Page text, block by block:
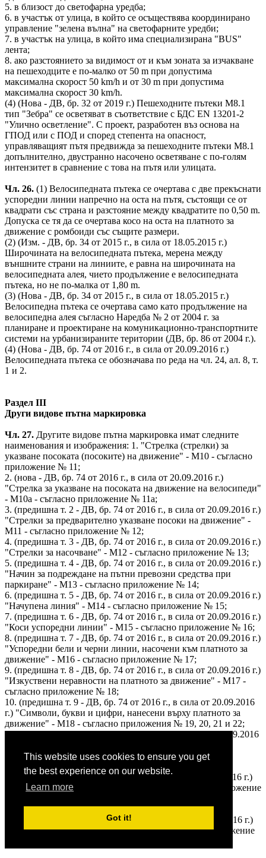
This website uses cookies to ensure you get
the best experience on our website.
Learn more
Got it!
5. в близост до светофарна уредба;
6. в участък от улица, в който се осъществява координирано
управление "зелена вълна" на светофарните уредби;
7. в участък на улица, в който има специализирана "BUS"
лента;
8. ако разстоянието за видимост от и към зоната за изчакване
на пешеходците е по-малко от 50 m при допустима
максимална скорост 50 km/h и от 30 m при допустима
максимална скорост 30 km/h.
(4) (Нова - ДВ, бр. 32 от 2019 г.) Пешеходните пътеки М8.1
тип "Зебра" се осветяват в съответствие с БДС EN 13201-2
"Улично осветление". С проект, разработен въз основа на
ГПОД или с ПОД и според степента на опасност,
управляващият пътя предвижда за пешеходните пътеки М8.1
допълнително, двустранно насочено осветяване с по-голям
интензитет в сравнение с това на пътя или улицата.
Чл. 26. (1) Велосипедната пътека се очертава с две прекъснати
успоредни линии напречно на оста на пътя, състоящи се от
квадрати със страна и разстояние между квадратите по 0,50 m.
Допуска се тя да се очертава косо на оста на платното за
движение с ромбоиди със същите размери.
(2) (Изм. - ДВ, бр. 34 от 2015 г., в сила от 18.05.2015 г.)
Широчината на велосипедната пътека, мерена между
външните страни на линиите, е равна на широчината на
велосипедната алея, чието продължение е велосипедната
пътека, но не по-малка от 1,80 m.
(3) (Нова - ДВ, бр. 34 от 2015 г., в сила от 18.05.2015 г.)
Велосипедна пътека се очертава само като продължение на
велосипедна алея съгласно Наредба № 2 от 2004 г. за
планиране и проектиране на комуникационно-транспортните
системи на урбанизираните територии (ДВ, бр. 86 от 2004 г.).
(4) (Нова - ДВ, бр. 74 от 2016 г., в сила от 20.09.2016 г.)
Велосипедната пътека се обозначава по реда на чл. 24, ал. 8, т.
1 и 2.
Раздел III
Други видове пътна маркировка
Чл. 27. Другите видове пътна маркировка имат следните
наименования и изображения: 1. "Стрелка (стрелки) за
указване посоката (посоките) на движение" - М10 - съгласно
приложение № 11;
2. (нова - ДВ, бр. 74 от 2016 г., в сила от 20.09.2016 г.)
"Стрелка за указване на посоката на движение на велосипеди"
- М10а - съгласно приложение № 11а;
3. (предишна т. 2 - ДВ, бр. 74 от 2016 г., в сила от 20.09.2016 г.)
"Стрелки за предварително указване посоки на движение" -
М11 - съгласно приложение № 12;
4. (предишна т. 3 - ДВ, бр. 74 от 2016 г., в сила от 20.09.2016 г.)
"Стрелки за насочване" - М12 - съгласно приложение № 13;
5. (предишна т. 4 - ДВ, бр. 74 от 2016 г., в сила от 20.09.2016 г.)
"Начин за подреждане на пътни превозни средства при
паркиране" - М13 - съгласно приложение № 14;
6. (предишна т. 5 - ДВ, бр. 74 от 2016 г., в сила от 20.09.2016 г.)
"Начупена линия" - М14 - съгласно приложение № 15;
7. (предишна т. 6 - ДВ, бр. 74 от 2016 г., в сила от 20.09.2016 г.)
"Коси успоредни линии" - М15 - съгласно приложение № 16;
8. (предишна т. 7 - ДВ, бр. 74 от 2016 г., в сила от 20.09.2016 г.)
"Успоредни бели и черни линии, насочени към платното за
движение" - М16 - съгласно приложение № 17;
9. (предишна т. 8 - ДВ, бр. 74 от 2016 г., в сила от 20.09.2016 г.)
"Изкуствени неравности на платното за движение" - М17 -
съгласно приложение № 18;
10. (предишна т. 9 - ДВ, бр. 74 от 2016 г., в сила от 20.09.2016
г.) "Символи, букви и цифри, нанесени върху платното за
движение" - М18 - съгласно приложения № 19, 20, 21 и 22;
11. (предишна т. 10 - ДВ, бр. 74 от 2016 г., в сила от 20.09.2016
приложение № 23;
12. (нова - ДВ, бр. 34 от 2015 г., в сила от 18.05.2015 г.,
предишна т. 11 - ДВ, бр. 74 от 2016 г., в сила от 20.09.2016 г.)
"Напречна оптична маркировка" - М19 - съгласно приложение
13. (нова - ДВ, бр. 34 от 2015 г., в сила от 18.05.2015 г.,
предишна т. 12 - ДВ, бр. 74 от 2016 г., в сила от 20.09.2016 г.)
"Напречна шумна маркировка" - М20 - съгласно приложение